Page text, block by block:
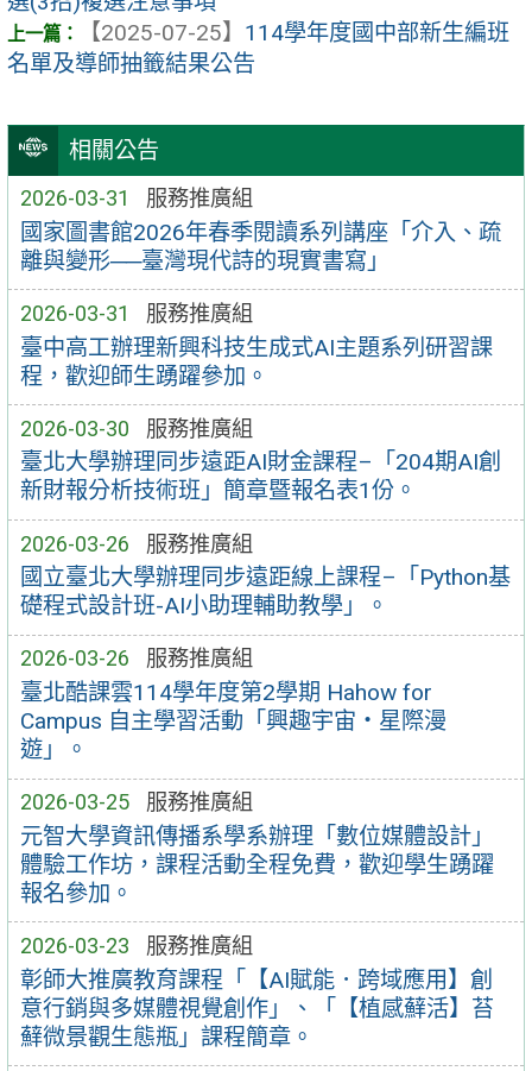
相關公告
2026-03-31 服務推廣組
國家圖書館2026年春季閱讀系列講座「介入、疏
離與變形──臺灣現代詩的現實書寫」
2026-03-31 服務推廣組
臺中高工辦理新興科技生成式AI主題系列研習課
程，歡迎師生踴躍參加。
2026-03-30 服務推廣組
臺北大學辦理同步遠距AI財金課程–「204期AI創
新財報分析技術班」簡章暨報名表1份。
2026-03-26 服務推廣組
國立臺北大學辦理同步遠距線上課程–「Python基
礎程式設計班-AI小助理輔助教學」。
2026-03-26 服務推廣組
臺北酷課雲114學年度第2學期 Hahow for
Campus 自主學習活動「興趣宇宙‧星際漫
遊」。
2026-03-25 服務推廣組
元智大學資訊傳播系學系辦理「數位媒體設計」
體驗工作坊，課程活動全程免費，歡迎學生踴躍
報名參加。
2026-03-23 服務推廣組
彰師大推廣教育課程「【AI賦能．跨域應用】創
意行銷與多媒體視覺創作」、「【植感蘚活】苔
蘚微景觀生態瓶」課程簡章。
【2025-07-25】 114學年度國中部新生編班
名單及導師抽籤結果公告